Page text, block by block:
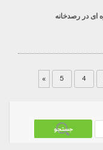
در رصدخانه
4
5
»